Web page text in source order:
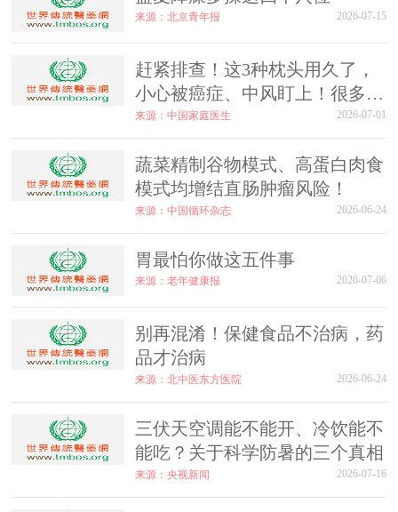
来源：北京青年报 2026-07-15
赶紧排查！这3种枕头用久了，
小心被癌症、中风盯上！很多人
还不知道天天枕
来源：中国家庭医生 2026-07-01
蔬菜精制谷物模式、高蛋白肉食
模式均增结直肠肿瘤风险！
来源：中国循环杂志 2026-06-24
胃最怕你做这五件事
来源：老年健康报 2026-07-06
别再混淆！保健食品不治病，药
品才治病
来源：北中医东方医院 2026-06-24
三伏天空调能不能开、冷饮能不
能吃？关于科学防暑的三个真相
来源：央视新闻 2026-07-16